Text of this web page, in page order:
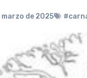
marzo de 2025